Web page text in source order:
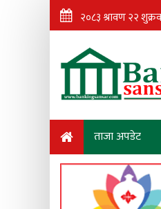
ताजा अपडेट